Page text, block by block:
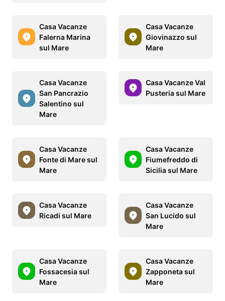
Casa Vacanze
Falerna Marina
sul Mare
Casa Vacanze
Giovinazzo sul
Mare
Casa Vacanze
San Pancrazio
Salentino sul
Mare
Casa Vacanze Val
Pusteria sul Mare
Casa Vacanze
Fonte di Mare sul
Mare
Casa Vacanze
Fiumefreddo di
Sicilia sul Mare
Casa Vacanze
Ricadi sul Mare
Casa Vacanze
San Lucido sul
Mare
Casa Vacanze
Fossacesia sul
Mare
Casa Vacanze
Zapponeta sul
Mare